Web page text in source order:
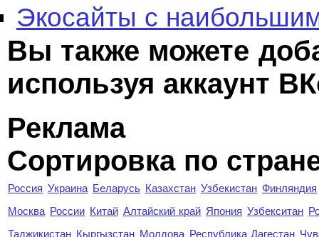
Экосайты с
Вы также можете
используя аккаунт
Реклама
Сортировка по
Россия Украина Беларусь Казахстан Узбекистан Финляндия
Москва России Китай Алтайский край Япония Узбекситан
Таджикистан Кыргызстан Молдова Республика Дагестан